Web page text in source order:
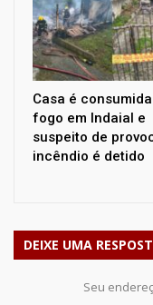
Casa é
fogo em Indaial e
suspeito de
incêndio é detido
DEIXE UMA
Seu